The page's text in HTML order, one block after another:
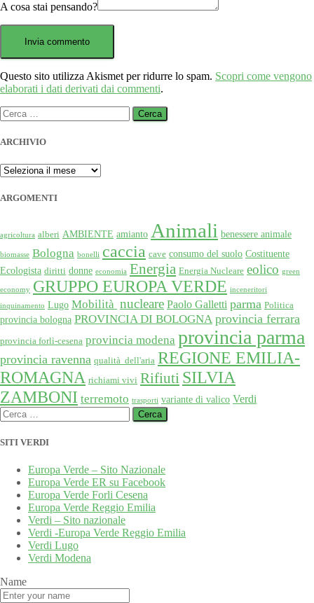
A cosa stai pensando?
Questo sito utilizza Akismet per ridurre lo spam. Scopri come vengono
elaborati i dati derivati dai commenti.
Ricerca
per:
ARCHIVIO
ARCHIVIO
ARGOMENTI
agricoltura alberi AMBIENTE amianto Animali benessere animale
biomasse Bologna bonelli caccia cave consumo del suolo Costituente
Ecologista diritti donne economia Energia Energia Nucleare eolico green
economy GRUPPO EUROPA VERDE inceneritori
inquinamento Lugo Mobilità nucleare Paolo Galletti parma Politica
provincia bologna PROVINCIA DI BOLOGNA provincia ferrara
provincia forlì-cesena provincia modena provincia parma
provincia ravenna qualità dell'aria REGIONE EMILIA-
ROMAGNA richiami vivi Rifiuti SILVIA
ZAMBONI terremoto trasporti variante di valico Verdi
Ricerca
per:
SITI VERDI
Europa Verde – Sito Nazionale
Europa Verde ER su Facebook
Europa Verde Forli Cesena
Europa Verde Reggio Emilia
Verdi – Sito nazionale
Verdi -Europa Verde Reggio Emilia
Verdi Lugo
Verdi Modena
Name